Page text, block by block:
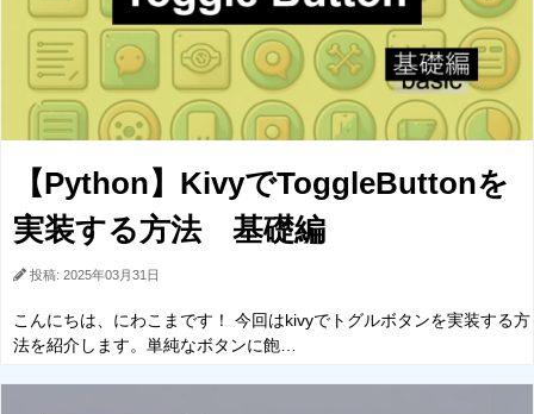
【Python】KivyでToggleButtonを
実装する方法 基礎編
投稿: 2025年03月31日
こんにちは、にわこまです！ 今回はkivyでトグルボタンを実装する方
法を紹介します。単純なボタンに飽…